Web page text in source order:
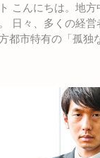
こんにちは。地方
日々、多くの経営
都市特有の「孤独